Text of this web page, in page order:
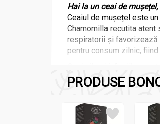
Hai la un ceai de
Ceaiul de mușețel este
Chamomilla recutita
respiratorii și favorizează
pentru consum zilnic,
PRODUSE